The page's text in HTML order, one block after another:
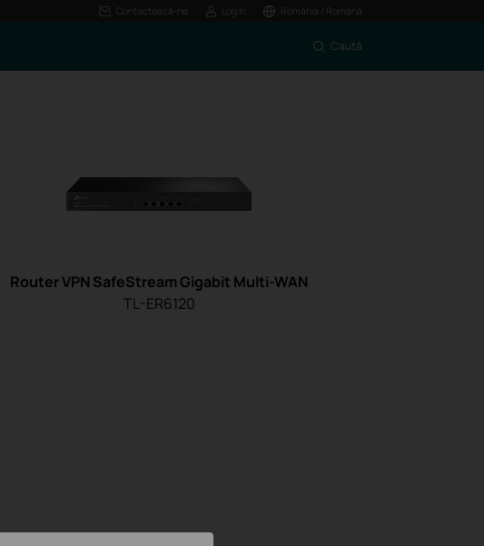
Contactează-ne Log In România / Română
Caută
Router VPN SafeStream Gigabit Multi-WAN
TL-ER6120